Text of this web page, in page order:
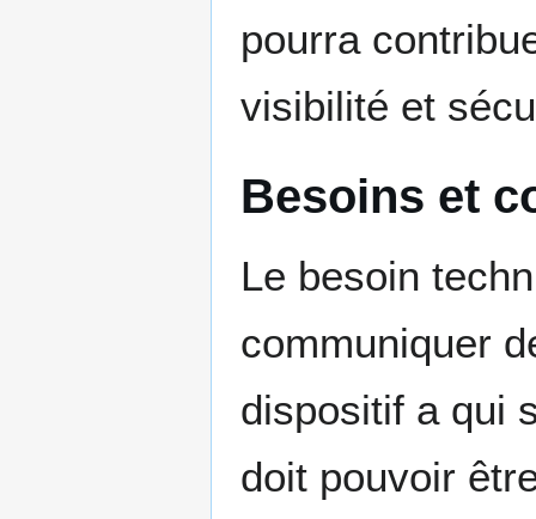
pourra
visibilité et
Besoins et
Le besoin
communiquer
dispositif a qui
doit pouvoir